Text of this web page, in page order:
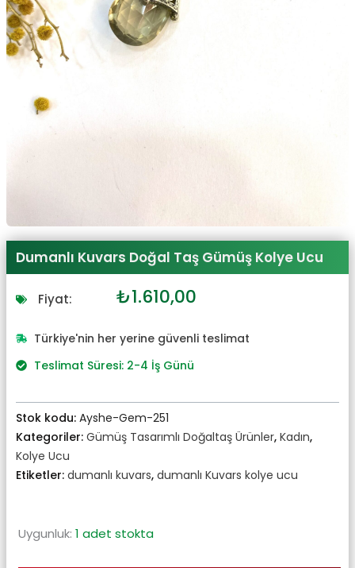
Dumanlı Kuvars Doğal Taş Gümüş Kolye Ucu
Fiyat: Orijinal
₺1.771,00.
₺1.610,00
fiyat:
Türkiye'nin her yerine güvenli teslimat
Teslimat Süresi: 2-4 İş Günü
Stok kodu: Ayshe-Gem-251
Kategoriler: Gümüş Tasarımlı Doğaltaş Ürünler, Kadın,
Kolye Ucu
Etiketler: dumanlı kuvars, dumanlı Kuvars kolye ucu
Uygunluk: 1 adet stokta